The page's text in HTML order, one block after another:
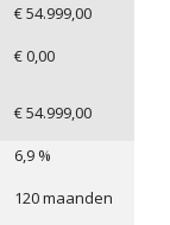
€54.999,00
€0,00
€54.999,00
6,9 %
120maanden